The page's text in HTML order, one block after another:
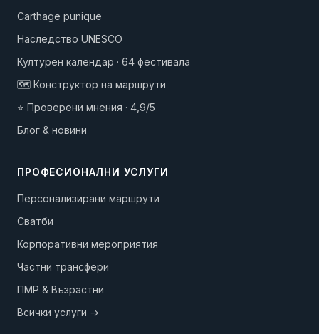
Carthage punique
Наследство UNESCO
Културен календар · 64 фестивала
🗺️ Конструктор на маршрути
⭐ Проверени мнения · 4,9/5
Блог & новини
ПРОФЕСИОНАЛНИ УСЛУГИ
Персонализирани маршрути
Сватби
Корпоративни мероприятия
Частни трансфери
ПМР & Възрастни
Всички услуги →